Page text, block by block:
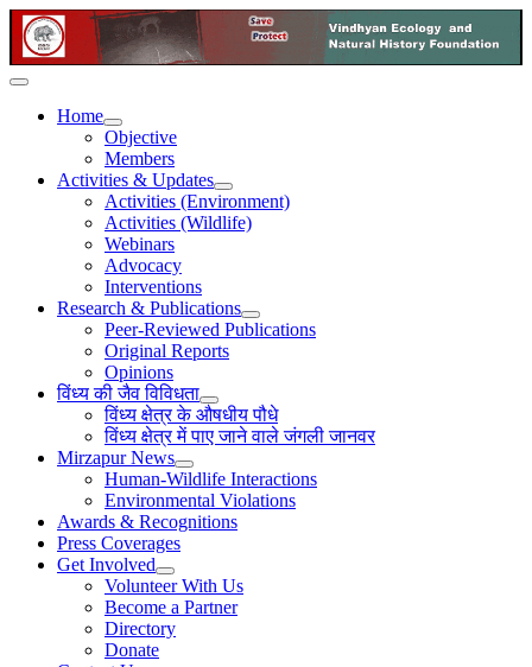
Home
Objective
Members
Activities & Updates
Activities (Environment)
Activities (Wildlife)
Webinars
Advocacy
Interventions
Research & Publications
Peer-Reviewed Publications
Original Reports
Opinions
विंध्य की जैव विविधता
विंध्य क्षेत्र के औषधीय पौधे
विंध्य क्षेत्र में पाए जाने वाले जंगली जानवर
Mirzapur News
Human-Wildlife Interactions
Environmental Violations
Awards & Recognitions
Press Coverages
Get Involved
Volunteer With Us
Become a Partner
Directory
Donate